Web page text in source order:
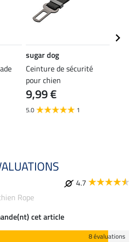
sugar dog
Ceinture de sécurité
pour chien
9,99 €
5.0 1
4.7
Rope
cet article
8 évaluations